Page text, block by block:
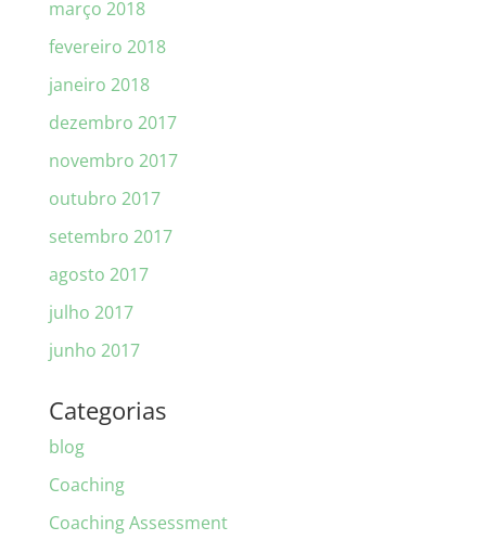
março 2018
fevereiro 2018
janeiro 2018
dezembro 2017
novembro 2017
outubro 2017
setembro 2017
agosto 2017
julho 2017
junho 2017
Categorias
blog
Coaching
Coaching Assessment